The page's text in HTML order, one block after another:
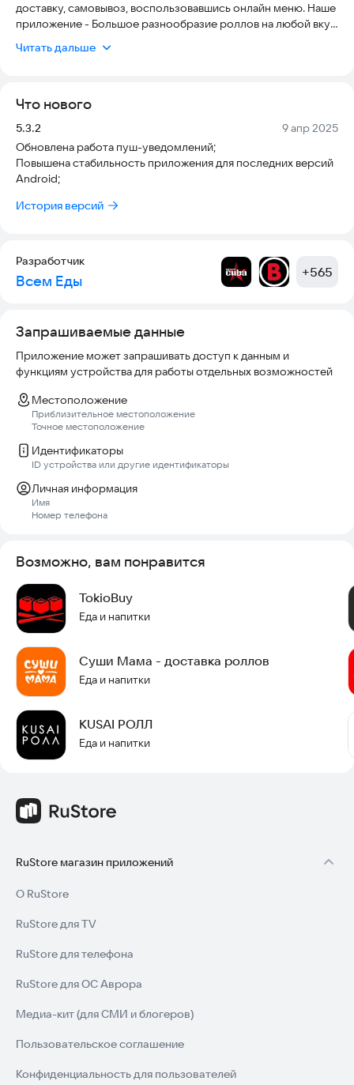
доставку, самовывоз, воспользовавшись онлайн меню. Наше
приложение - Большое разнообразие роллов на любой вкус
вы найдете: роллы, суши, сеты, закуски и много других
- Нам важно ваше мнение. Прислушиваемся к каждому
разобраться в любой возникшей ситуации. Акции Следите за
скидками и акциями в приложении и в социальных сетях.
Ссылка на сайттам-где-правильно.рф
Читать дальше
Что нового
Версия:
5.3.2 Дата:
9 апр 2025
Обновлена работа пуш-уведомлений;
Повышена стабильность приложения для последних версий
Android;
История версий
Разработчик
Всем Еды +565
Запрашиваемые данные
Приложение может запрашивать доступ к данным и
функциям устройства для работы отдельных возможностей
Местоположение
Приблизительное местоположение
Точное местоположение
Идентификаторы
ID устройства или другие идентификаторы
Личная информация
Имя
Номер телефона
Возможно, вам понравится
TokioBuy
Еда и напитки
Суши Мама - доставка роллов
Еда и напитки
KUSAI РОЛЛ
Еда и напитки
RuStore магазин приложений
О RuStore
RuStore для TV
RuStore для телефона
RuStore для ОС Аврора
Медиа-кит (для СМИ и блогеров)
Пользовательское соглашение
Конфиденциальность для пользователей